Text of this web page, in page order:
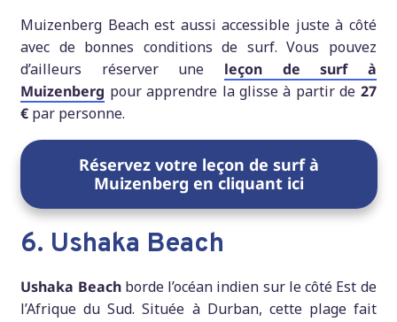
Muizenberg Beach est aussi accessible juste à côté
avec de bonnes conditions de surf. Vous pouvez
d’ailleurs réserver une
leçon de surf à
Muizenberg pour apprendre la glisse à partir de 27
€ par personne.
Réservez votre leçon de surf à
Muizenberg en cliquant ici
6. Ushaka Beach
Ushaka Beachborde l’océan indien sur le côté Est de
l’Afrique du Sud. Située à Durban, cette plage fait